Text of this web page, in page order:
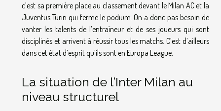
c’est sa première place au classement devant le Milan AC et la
Juventus Turin qui ferme le podium. On a donc pas besoin de
vanter les talents de l’entraîneur et de ses joueurs qui sont
disciplinés et arrivent à réussir tous les matchs. C’est d’ailleurs
dans cet état d’esprit qu’ils sont en Europa League.
La situation de l’Inter Milan au
niveau structurel